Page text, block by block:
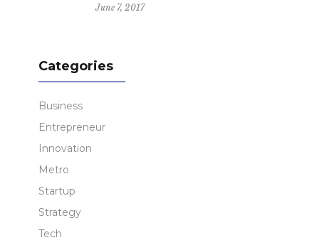
June 7, 2017
Categories
Business
Entrepreneur
Innovation
Metro
Startup
Strategy
Tech